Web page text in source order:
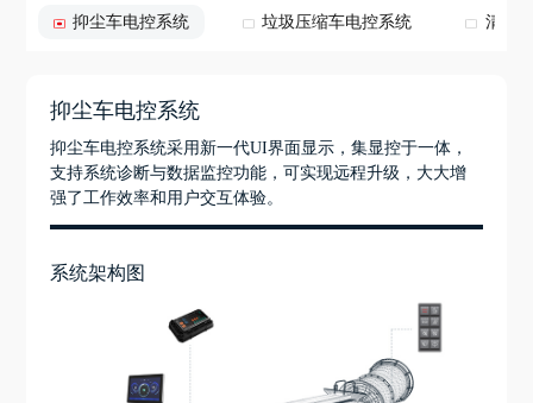
抑尘车电控系统 垃圾压缩车电控系统 清扫
抑尘车电控系统
抑尘车电控系统采用新一代UI界面显示，集显控于一体，
支持系统诊断与数据监控功能，可实现远程升级，大大增
强了工作效率和用户交互体验。
系统架构图